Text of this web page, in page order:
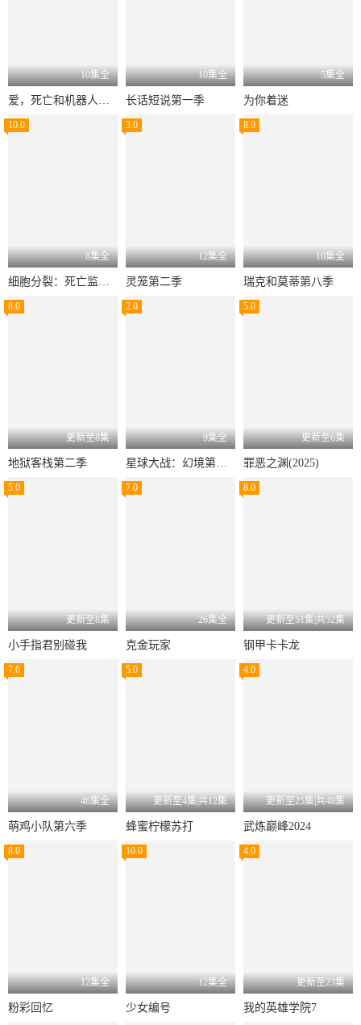
10集全 10集全
长话短说第一季
5集全
为你着迷
10.0
8集全
3.0
12集全
灵笼第二季
8.0
10集全
瑞克和莫蒂第八季
8.0
更新至8集
地狱客栈第二季
2.0
9集全
星球大战：幻境第三季
5.0
更新至6集
罪恶之渊(2025)
5.0
更新至8集
小手指君别碰我
7.0
26集全
克金玩家
8.0
更新至51集|共52集
钢甲卡卡龙
7.0
46集全
萌鸡小队第六季
5.0
更新至4集|共12集
蜂蜜柠檬苏打
4.0
更新至25集|共48集
武炼巅峰2024
8.0
12集全
粉彩回忆
10.0
12集全
少女编号
4.0
更新至23集
我的英雄学院7